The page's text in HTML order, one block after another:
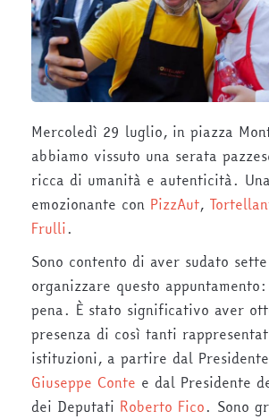
Mercoledì 29 luglio, in piazza
abbiamo vissuto una serata
ricca di umanità e autenticità.
emozionante con PizzAut,
Frulli.
Sono contento di aver sudato
organizzare questo
pena. È stato significativo aver
presenza di così tanti
istituzioni, a partire dal
Giuseppe Conte e dal Presidente
dei Deputati Roberto Fico. Sono